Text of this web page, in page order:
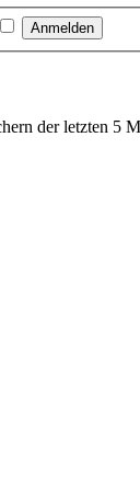
der letzten 5